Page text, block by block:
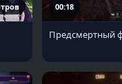
00:18
Предсмертный